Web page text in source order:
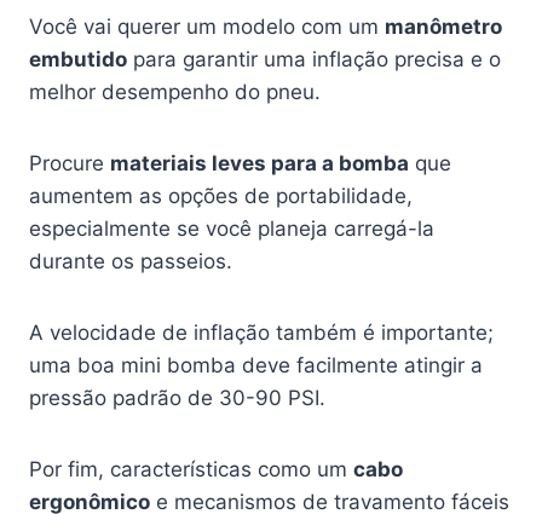
Você vai querer um modelo com um manômetro
embutido para garantir uma inflação precisa e o
melhor desempenho do pneu.
Procure materiais leves para a bomba que
aumentem as opções de portabilidade,
especialmente se você planeja carregá-la
durante os passeios.
A velocidade de inflação também é importante;
uma boa mini bomba deve facilmente atingir a
pressão padrão de 30-90 PSI.
Por fim, características como um cabo
ergonômico e mecanismos de travamento fáceis